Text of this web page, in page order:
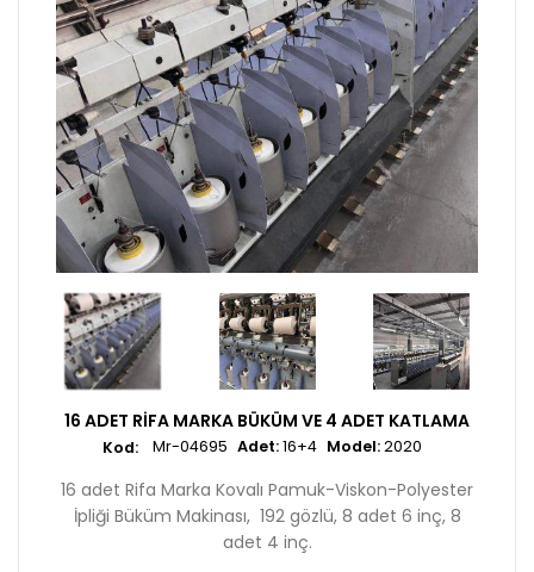
16 ADET RIFA MARKA BÜKÜM VE 4 ADET KATLAMA
Adet:16+4 Model:2020
Mr-04695
16 adet Rifa Marka Kovalı Pamuk-Viskon-Polyester
İpliği Büküm Makinası, 192 gözlü, 8 adet 6 inç, 8
adet 4 inç.